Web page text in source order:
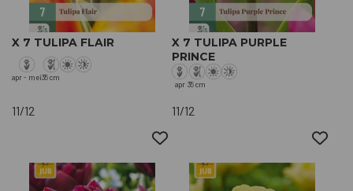
X 7 TULIPA FLAIR
apr - mei35 cm
11/12
X 7 TULIPA PURPLE
PRINCE
apr 35 cm
11/12